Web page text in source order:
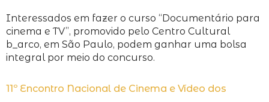
Interessados em fazer o curso “Documentário para
cinema e TV”, promovido pelo Centro Cultural
b_arco, em São Paulo, podem ganhar uma bolsa
integral por meio do concurso.
11º Encontro Nacional de Cinema e Vídeo dos